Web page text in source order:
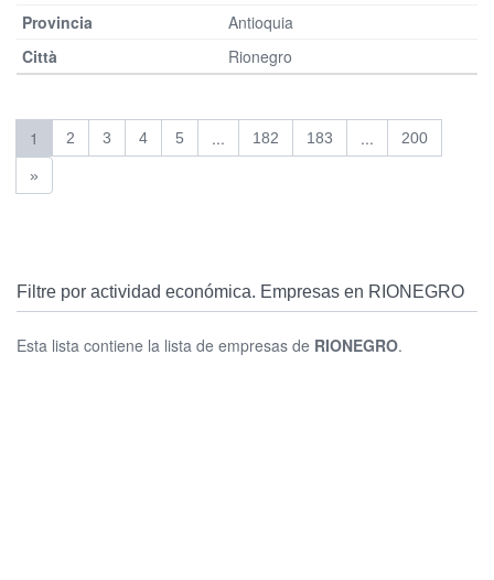
Antioquia
Rionegro
1 2 3 4 5 ... 182 183 ... 200
»
Filtre por actividad económica. Empresas en RIONEGRO
Esta lista contiene la lista de empresas de RIONEGRO.